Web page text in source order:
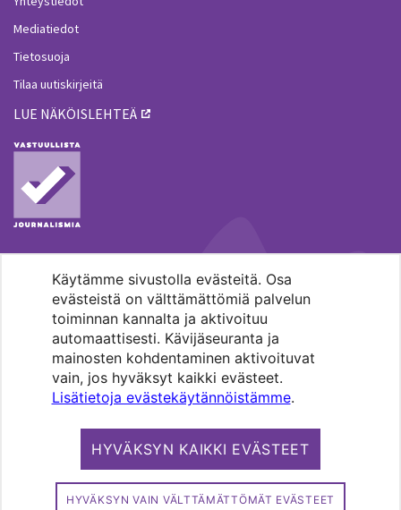
Käytämme sivustolla evästeitä. Osa
evästeistä on välttämättömiä palvelun
toiminnan kannalta ja aktivoituu
automaattisesti. Kävijäseuranta ja
mainosten kohdentaminen aktivoituvat
vain, jos hyväksyt kaikki evästeet.
Lisätietoja evästekäytännöistämme.
HYVÄKSYN KAIKKI EVÄSTEET
HYVÄKSYN VAIN VÄLTTÄMÄTTÖMÄT EVÄSTEET
Mediatiedot
Tietosuoja
Tilaa uutiskirjeitä
LUE NÄKÖISLEHTEÄ
MENOHAKU
Pääkaupunkiseudun evankelis-
luterilaisten seurakuntien media.
Copyright 2026. Kirkko ja kaupunki. All
rights reserved.